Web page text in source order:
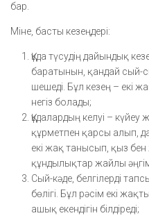
бар.
Міне, басты кезеңдері:
Құда түсудің дайындық
баратынын, қандай сый-
шешеді. Бұл кезең – екі
негіз болады;
Құдалардың келуі –
құрметпен қарсы алып,
екі жақ танысып, қыз бен
құндылықтар жайлы
Сый-кәде, белгілерді
бөлігі. Бұл рәсім екі
ашық екендігін білдіреді;